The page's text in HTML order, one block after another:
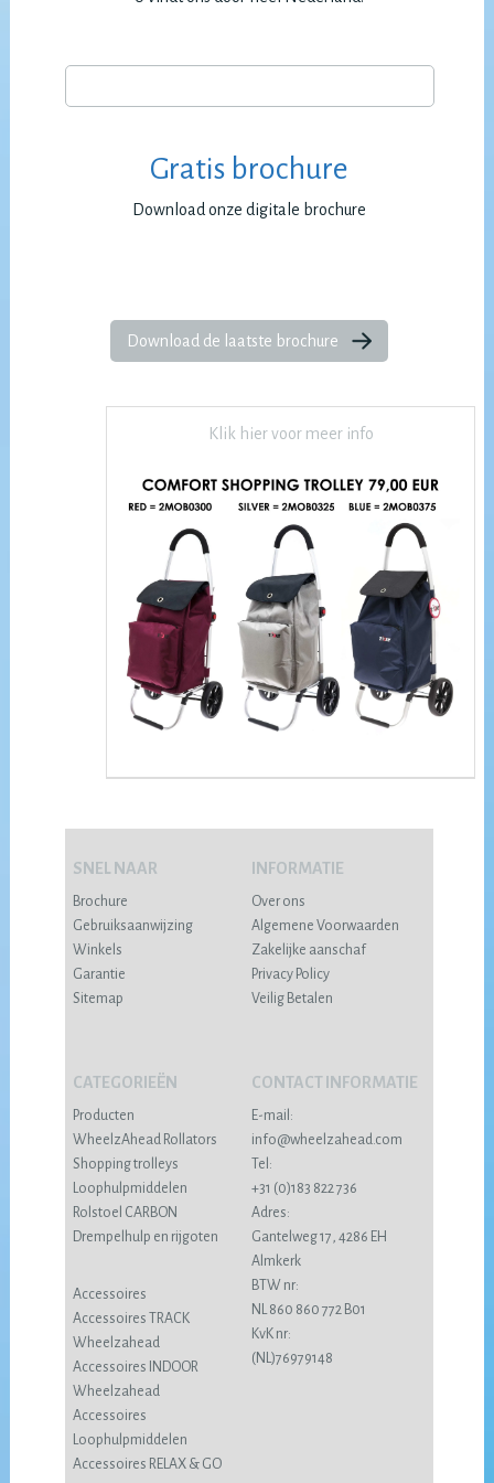
Gratis brochure
Download onze digitale brochure
Download de laatste brochure
Klik hier voor meer info
SNEL NAAR
Brochure
Gebruiksaanwijzing
Winkels
Garantie
Sitemap
INFORMATIE
Over ons
Algemene Voorwaarden
Zakelijke aanschaf
Privacy Policy
Veilig Betalen
CATEGORIEËN
Producten
WheelzAhead Rollators
Shopping trolleys
Loophulpmiddelen
Rolstoel CARBON
Drempelhulp en rijgoten
Accessoires
Accessoires TRACK
Wheelzahead
Accessoires INDOOR
Wheelzahead
Accessoires
Loophulpmiddelen
Accessoires RELAX & GO
CONTACT INFORMATIE
E-mail:
info@wheelzahead.com
Tel:
+31 (0)183 822 736
Adres:
Gantelweg 17, 4286 EH
Almkerk
BTW nr:
NL 860 860 772 B01
KvK nr:
(NL)76979148